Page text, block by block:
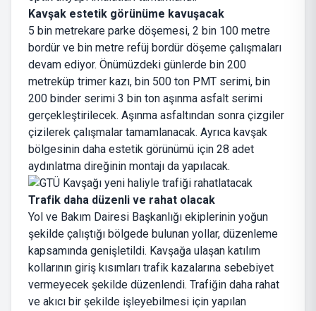
Kavşak estetik görünüme kavuşacak
5 bin metrekare parke döşemesi, 2 bin 100 metre
bordür ve bin metre refüj bordür döşeme çalışmaları
devam ediyor. Önümüzdeki günlerde bin 200
metreküp trimer kazı, bin 500 ton PMT serimi, bin
200 binder serimi 3 bin ton aşınma asfalt serimi
gerçekleştirilecek. Aşınma asfaltından sonra çizgiler
çizilerek çalışmalar tamamlanacak. Ayrıca kavşak
bölgesinin daha estetik görünümü için 28 adet
aydınlatma direğinin montajı da yapılacak.
Trafik daha düzenli ve rahat olacak
Yol ve Bakım Dairesi Başkanlığı ekiplerinin yoğun
şekilde çalıştığı bölgede bulunan yollar, düzenleme
kapsamında genişletildi. Kavşağa ulaşan katılım
kollarının giriş kısımları trafik kazalarına sebebiyet
vermeyecek şekilde düzenlendi. Trafiğin daha rahat
ve akıcı bir şekilde işleyebilmesi için yapılan